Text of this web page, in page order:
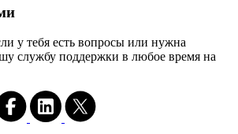
у тебя есть вопросы или нужна
службу поддержки в любое время на